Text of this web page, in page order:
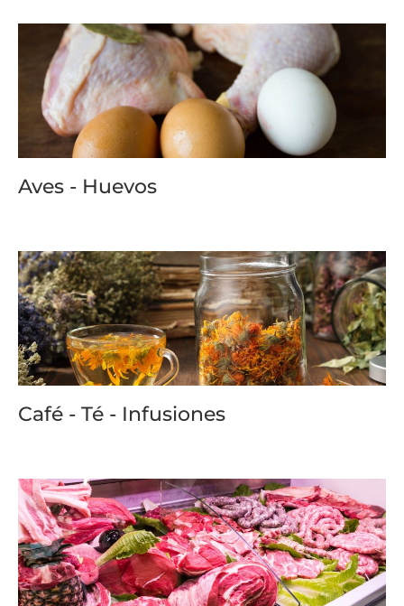
Aves - Huevos
Café - Té - Infusiones